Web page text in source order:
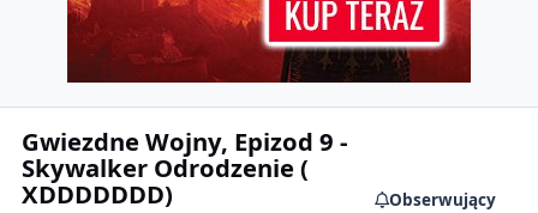
Gwiezdne Wojny, Epizod 9 -
Skywalker Odrodzenie (
XDDDDDDD) Obserwujący